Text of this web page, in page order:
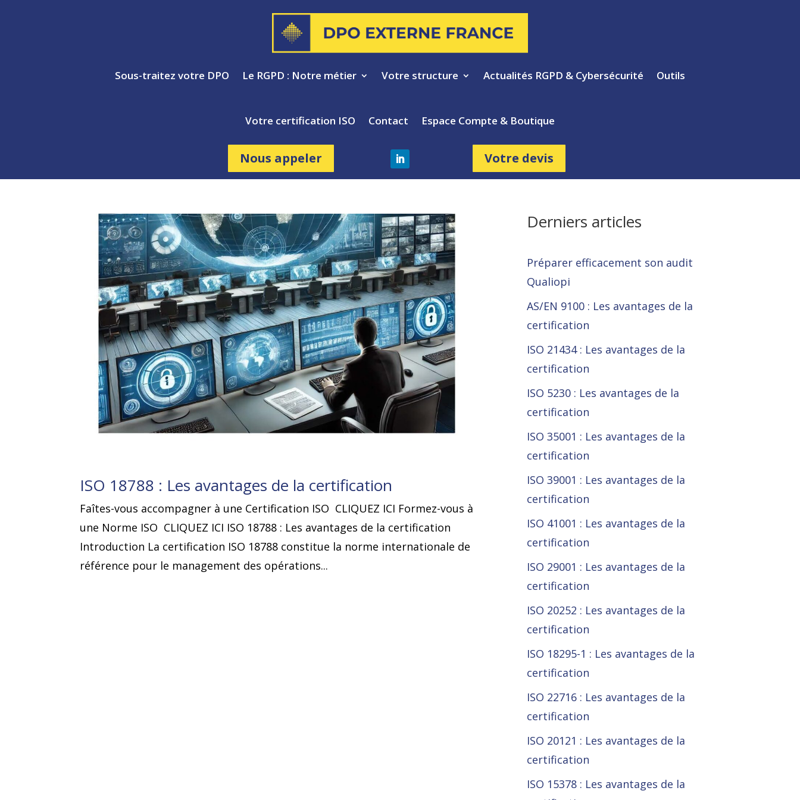
Sous-traitez votre DPO Le RGPD : Notre métier Votre structure Actualités RGPD & Cybersécurité Outils
Votre certification ISO Contact Espace Compte & Boutique
Nous appeler Votre devis
ISO 18788 : Les avantages de la certification
Faîtes-vous accompagner à une Certification ISO CLIQUEZ ICI Formez-vous à
une Norme ISO CLIQUEZ ICI ISO 18788 : Les avantages de la certification
Introduction La certification ISO 18788 constitue la norme internationale de
référence pour le management des opérations...
Derniers articles
Préparer efficacement son audit
Qualiopi
AS/EN 9100 : Les avantages de la
certification
ISO 21434 : Les avantages de la
certification
ISO 5230 : Les avantages de la
certification
ISO 35001 : Les avantages de la
certification
ISO 39001 : Les avantages de la
certification
ISO 41001 : Les avantages de la
certification
ISO 29001 : Les avantages de la
certification
ISO 20252 : Les avantages de la
certification
ISO 18295-1 : Les avantages de la
certification
ISO 22716 : Les avantages de la
certification
ISO 20121 : Les avantages de la
certification
ISO 15378 : Les avantages de la